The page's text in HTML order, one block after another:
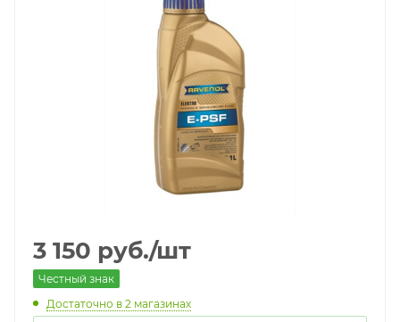
3 150 руб./шт
Честный знак
Достаточно в 2 магазинах